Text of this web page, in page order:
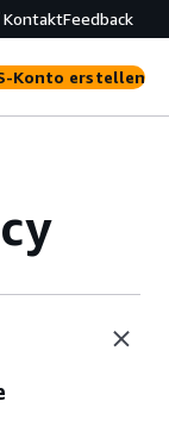
KontaktFeedback
Konto erstellen